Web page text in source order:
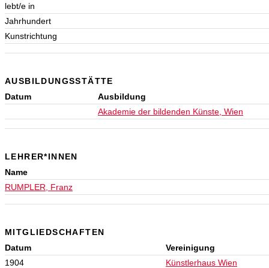
lebt/e in
Jahrhundert
Kunstrichtung
AUSBILDUNGSSTÄTTE
Datum
Ausbildung
Akademie der bildenden Künste, Wien
LEHRER*INNEN
Name
RUMPLER, Franz
MITGLIEDSCHAFTEN
Datum
Vereinigung
1904
Künstlerhaus Wien